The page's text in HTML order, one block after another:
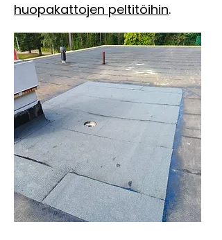
huopakattojen peltitöihin.